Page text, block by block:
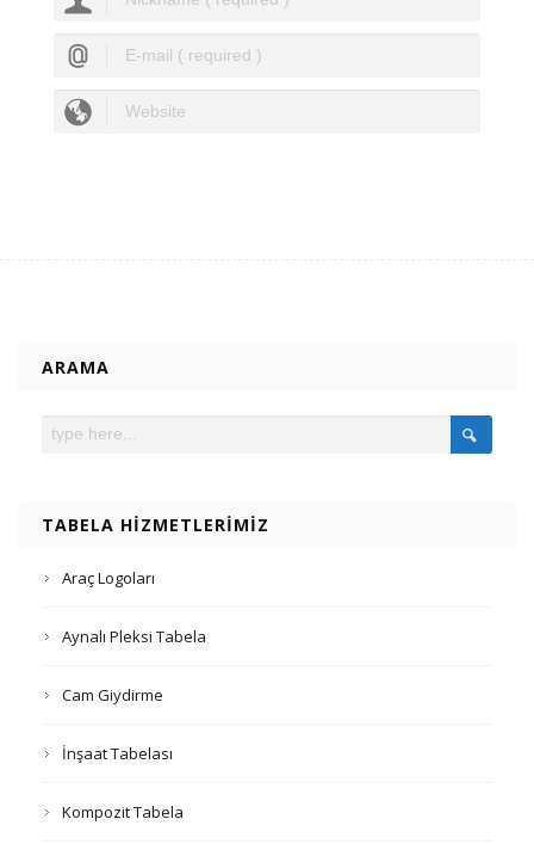
ARAMA
TABELA HIZMETLERIMIZ
Araç Logoları
Aynalı Pleksi Tabela
Cam Giydirme
İnşaat Tabelası
Kompozit Tabela